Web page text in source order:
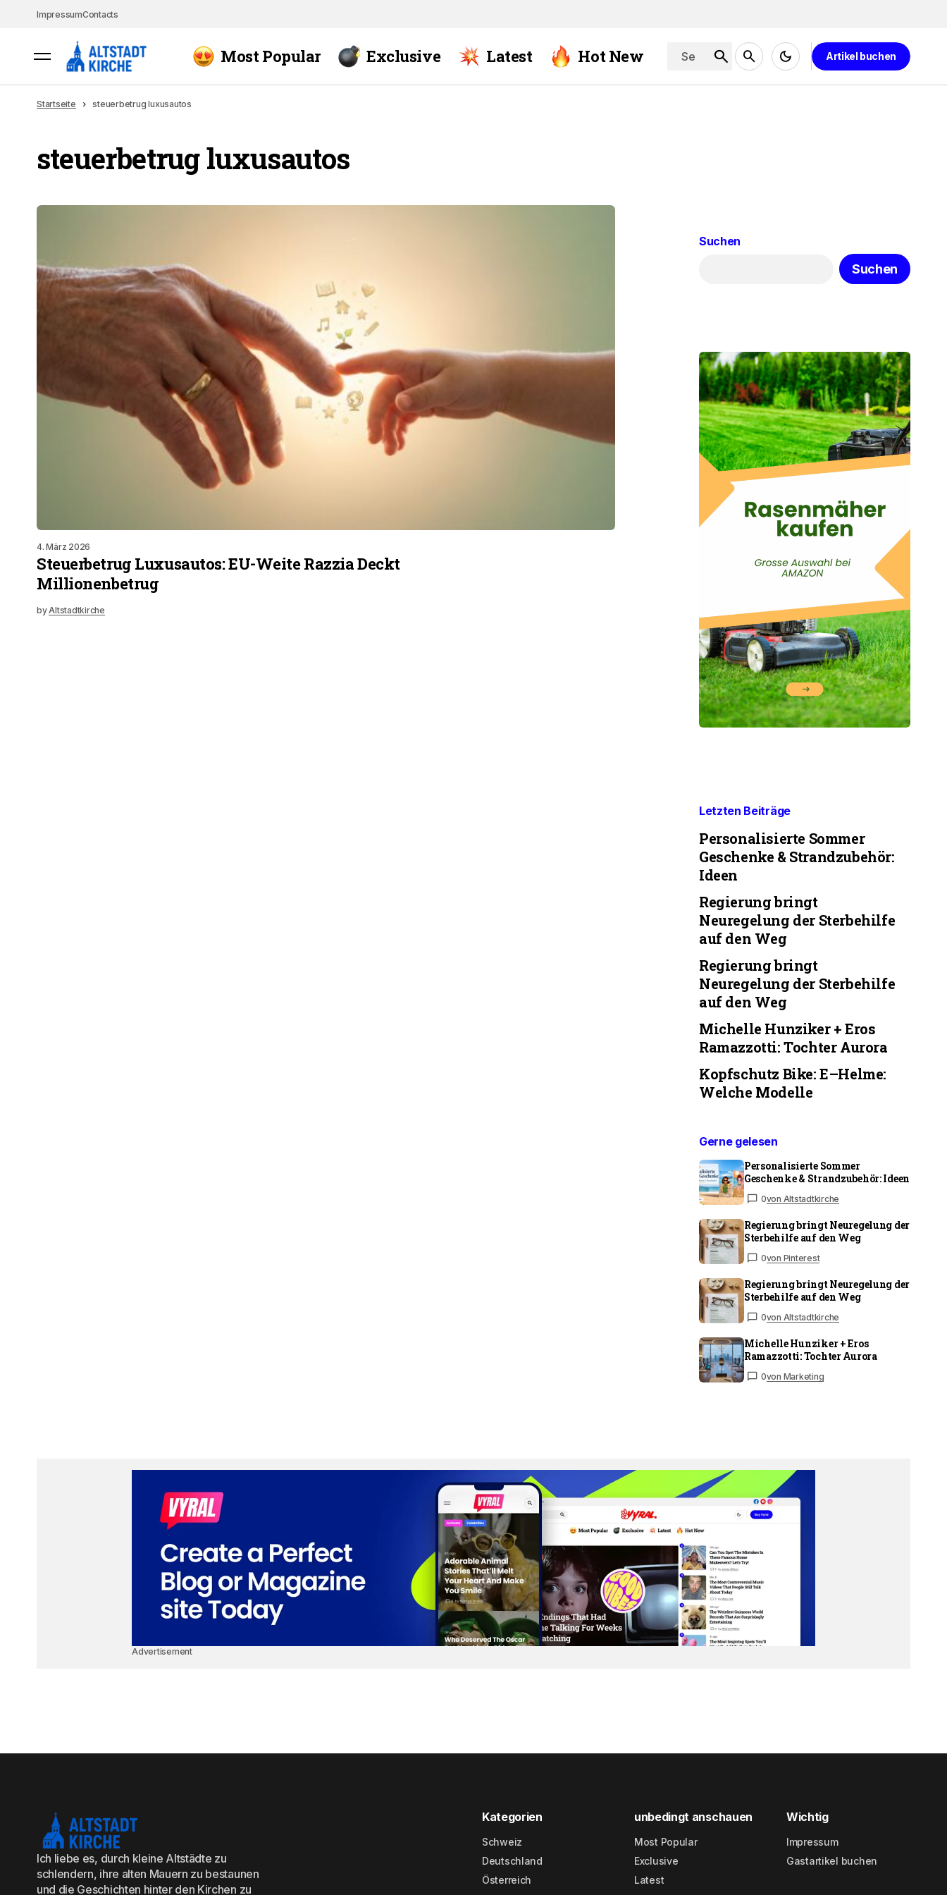
ImpressumContacts
Most Popular Exclusive Latest Hot New Artikel buchen
Startseite steuerbetrug luxusautos
steuerbetrug luxusautos
4. März 2026
Steuerbetrug Luxusautos: EU-Weite Razzia Deckt
Millionenbetrug
byAltstadtkirche
Suchen
Suchen
Letzten Beiträge
Personalisierte Sommer
Geschenke & Strandzubehör:
Ideen
Regierung bringt
Neuregelung der Sterbehilfe
auf den Weg
Regierung bringt
Neuregelung der Sterbehilfe
auf den Weg
Michelle Hunziker + Eros
Ramazzotti: Tochter Aurora
Kopfschutz Bike: E–Helme:
Welche Modelle
Gerne gelesen
Personalisierte Sommer
Geschenke & Strandzubehör: Ideen
0von Altstadtkirche
Regierung bringt Neuregelung der
Sterbehilfe auf den Weg
0von Pinterest
Regierung bringt Neuregelung der
Sterbehilfe auf den Weg
0von Altstadtkirche
Michelle Hunziker + Eros
Ramazzotti: Tochter Aurora
0von Marketing
Advertisement
Ich liebe es, durch kleine Altstädte zu
schlendern, ihre alten Mauern zu bestaunen
und die Geschichten hinter den Kirchen zu
Kategorien
Schweiz
Deutschland
Österreich
unbedingt anschauen
Most Popular
Exclusive
Latest
Wichtig
Impressum
Gastartikel buchen